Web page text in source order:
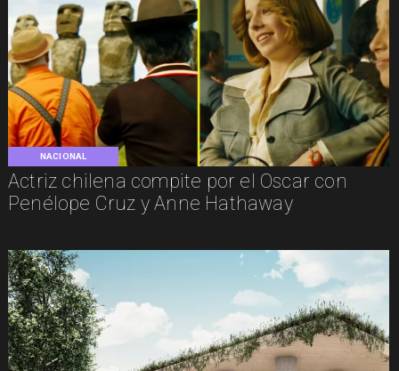
NACIONAL
Actriz chilena compite por el Oscar con
Penélope Cruz y Anne Hathaway